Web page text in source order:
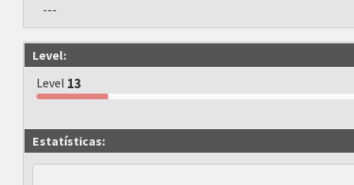
---
Level:
Level 13
Estatísticas: